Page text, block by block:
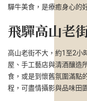
驒牛美食，是療癒身心的
飛驒高山老
高山老街不大，約1至2小
屋、手工藝店與清酒釀造
食，或是到懷舊氛圍滿點
程，可盡情攝影與品味田